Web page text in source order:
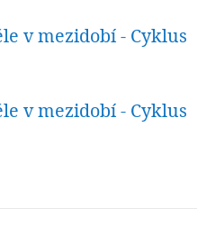
v mezidobí - Cyklus
v mezidobí - Cyklus